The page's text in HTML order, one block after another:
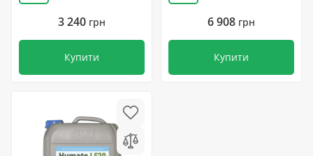
3 240 грн
Купити
6 908 грн
Купити